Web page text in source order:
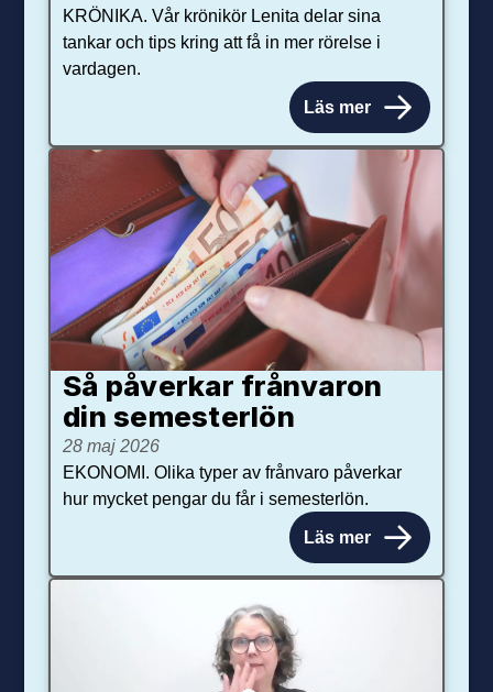
KRÖNIKA. Vår krönikör Lenita delar sina
tankar och tips kring att få in mer rörelse i
vardagen.
Läs mer
Så påverkar från­varon
din semester­lön
28 maj 2026
EKONOMI. Olika typer av frånvaro påverkar
hur mycket pengar du får i semesterlön.
Läs mer